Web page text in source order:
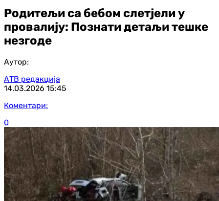
Родитељи са бебом слетјели у
провалију: Познати детаљи тешке
незгоде
Аутор:
АТВ редакција
14.03.2026 15:45
Коментари:
0